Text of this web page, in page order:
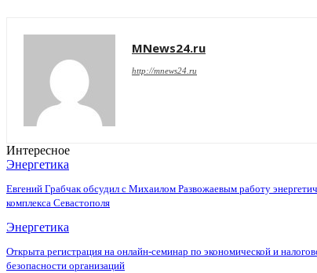
MNews24.ru
http://mnews24.ru
Интересное
Энергетика
Евгений Грабчак обсудил с Михаилом Развожаевым работу
комплекса Севастополя
Энергетика
Открыта регистрация на онлайн-семинар по экономической и
безопасности организаций